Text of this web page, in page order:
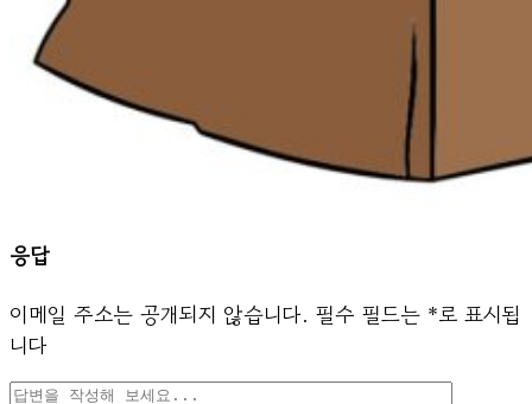
응답
이메일 주소는 공개되지 않습니다. 필수 필드는 *로 표시됩
니다